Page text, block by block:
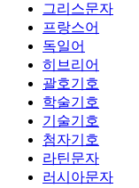
그리스문자
프랑스어
독일어
히브리어
괄호기호
학술기호
기술기호
첨자기호
라틴문자
러시아문자